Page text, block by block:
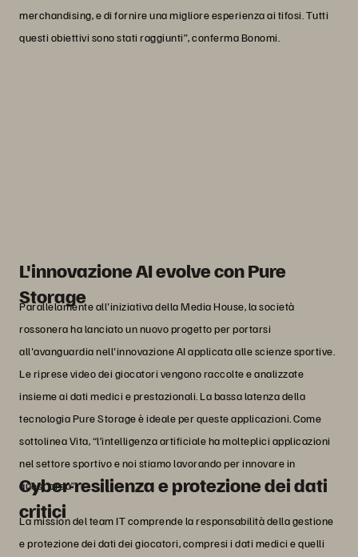
merchandising, e di fornire una migliore esperienza ai tifosi. Tutti
questi obiettivi sono stati raggiunti”, conferma Bonomi.
L'innovazione AI evolve con Pure
Storage
Parallelamente all'iniziativa della Media House, la società
rossonera ha lanciato un nuovo progetto per portarsi
all'avanguardia nell'innovazione AI applicata alle scienze sportive.
Le riprese video dei giocatori vengono raccolte e analizzate
insieme ai dati medici e prestazionali. La bassa latenza della
tecnologia Pure Storage è ideale per queste applicazioni. Come
sottolinea Vita, “l’intelligenza artificiale ha molteplici applicazioni
nel settore sportivo e noi stiamo lavorando per innovare in
quest'area”.
Cyber-resilienza e protezione dei dati
critici
La mission del team IT comprende la responsabilità della gestione
e protezione dei dati dei giocatori, compresi i dati medici e quelli